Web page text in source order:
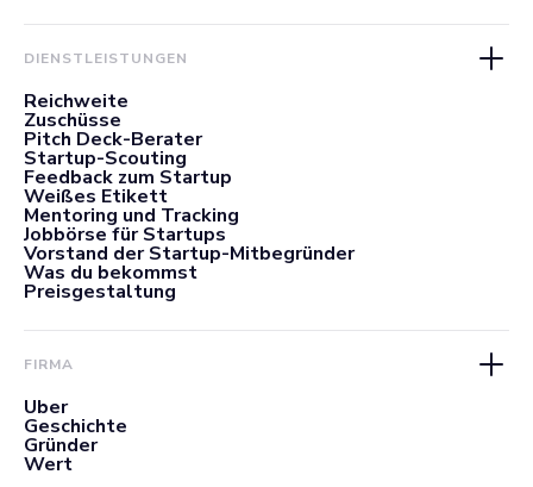
DIENSTLEISTUNGEN
Reichweite
Zuschüsse
Pitch Deck-Berater
Startup-Scouting
Feedback zum Startup
Weißes Etikett
Mentoring und Tracking
Jobbörse für Startups
Vorstand der Startup-Mitbegründer
Was du bekommst
Preisgestaltung
FIRMA
Über
Geschichte
Gründer
Wert